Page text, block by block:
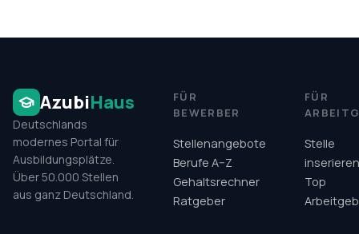
AzubiHaus
Deutschlands
modernes Portal für
Ausbildungsplätze.
Über 50.000 Stellen
aus ganz Deutschland.
FÜR
BEWERBER
Stellenangebote
Berufe A–Z
Gehaltsrechner
Ratgeber
FÜR
Stelle
inserieren
Top